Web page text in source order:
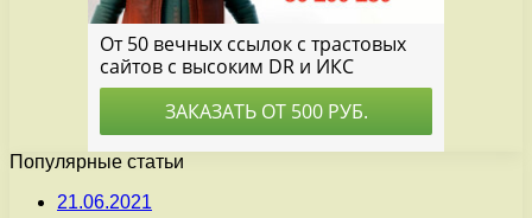
Популярные статьи
21.06.2021